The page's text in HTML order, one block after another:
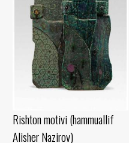
Rishton motivi (hammuallif
Alisher Nazirov)